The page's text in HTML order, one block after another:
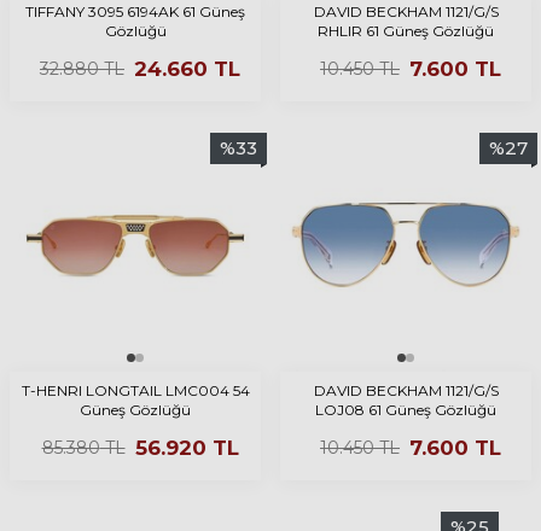
TIFFANY 3095 6194AK 61 Güneş
Gözlüğü
32.880TL 24.660 TL
DAVID BECKHAM 1121/G/S
RHLIR 61 Güneş Gözlüğü
10.450TL 7.600 TL
%33
T-HENRI LONGTAIL LMC004 54
Güneş Gözlüğü
85.380TL 56.920 TL
%27
DAVID BECKHAM 1121/G/S
LOJ08 61 Güneş Gözlüğü
10.450TL 7.600 TL